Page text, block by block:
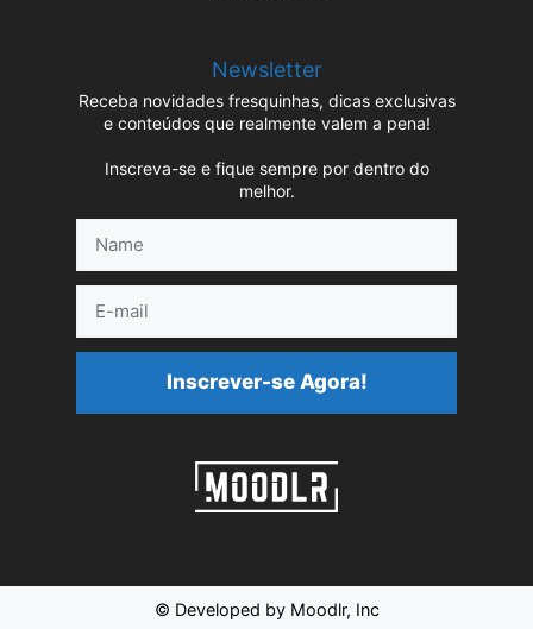
Newsletter
Receba novidades fresquinhas, dicas exclusivas
e conteúdos que realmente valem a pena!
Inscreva-se e fique sempre por dentro do
melhor.
mail
Inscrever-se Agora!